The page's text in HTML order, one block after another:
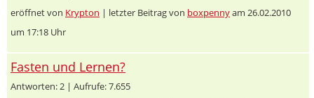
eröffnet von Krypton | letzter Beitrag von boxpennyam 26.02.2010
um 17:18 Uhr
Fasten und Lernen?
Antworten: 2 | Aufrufe: 7.655